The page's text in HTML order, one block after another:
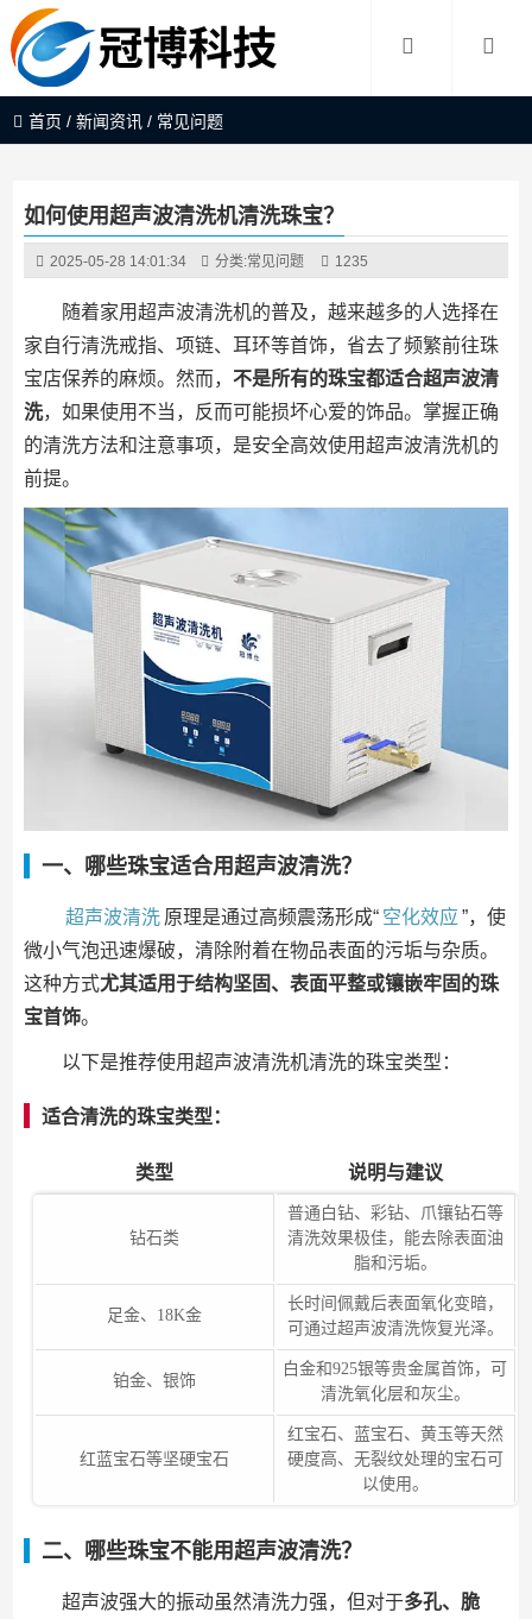
首页 /新闻资讯 / 常见问题
如何使用超声波清洗机清洗珠宝？
2025-05-28 14:01:34 分类:常见问题 1235
随着家用超声波清洗机的普及，越来越多的人选择在
家自行清洗戒指、项链、耳环等首饰，省去了频繁前往珠
宝店保养的麻烦。然而， 不是所有的珠宝都适合超声波清
洗，如果使用不当，反而可能损坏心爱的饰品。掌握正确
的清洗方法和注意事项，是安全高效使用超声波清洗机的
前提。
一、哪些珠宝适合用超声波清洗？
超声波清洗 原理是通过高频震荡形成“ 空化效应 ”，使
微小气泡迅速爆破，清除附着在物品表面的污垢与杂质。
这种方式尤其适用于结构坚固、表面平整或镶嵌牢固的珠
宝首饰。
以下是推荐使用超声波清洗机清洗的珠宝类型：
适合清洗的珠宝类型：
类型 说明与建议
钻石类
普通白钻、彩钻、爪镶钻石等
清洗效果极佳，能去除表面油
脂和污垢。
足金、18K金
长时间佩戴后表面氧化变暗，
可通过超声波清洗恢复光泽。
铂金、银饰
白金和925银等贵金属首饰，可
清洗氧化层和灰尘。
红蓝宝石等坚硬宝石
红宝石、蓝宝石、黄玉等天然
硬度高、无裂纹处理的宝石可
以使用。
二、哪些珠宝不能用超声波清洗？
超声波强大的振动虽然清洗力强，但对于多孔、脆